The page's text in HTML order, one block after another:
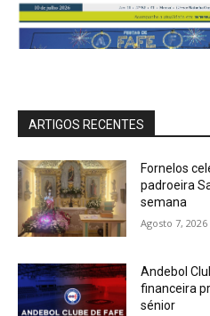
ARTIGOS RECENTES
Fornelos
padroeira
semana
Agosto 7, 2026
Andebol
financeira
sénior